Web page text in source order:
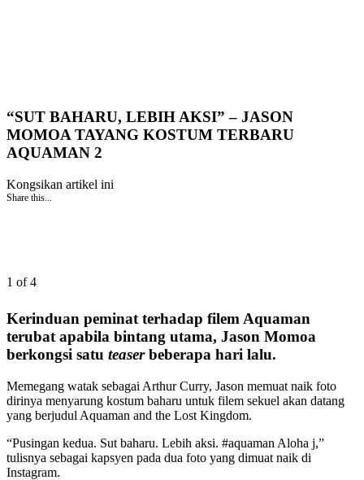
“SUT BAHARU, LEBIH AKSI” – JASON
MOMOA TAYANG KOSTUM TERBARU
AQUAMAN 2
Kongsikan artikel ini
Share this...
1 of 4
Kerinduan peminat terhadap filem Aquaman
terubat apabila bintang utama, Jason Momoa
berkongsi satu teaserbeberapa hari lalu.
Memegang watak sebagai Arthur Curry, Jason memuat naik foto
dirinya menyarung kostum baharu untuk filem sekuel akan datang
yang berjudul Aquaman and the Lost Kingdom.
“Pusingan kedua. Sut baharu. Lebih aksi. #aquaman Aloha j,”
tulisnya sebagai kapsyen pada dua foto yang dimuat naik di
Instagram.